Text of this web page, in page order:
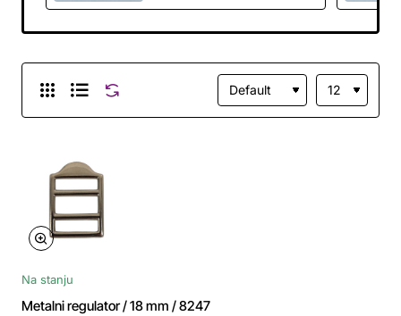
Na stanju
Metalni regulator / 18 mm / 8247